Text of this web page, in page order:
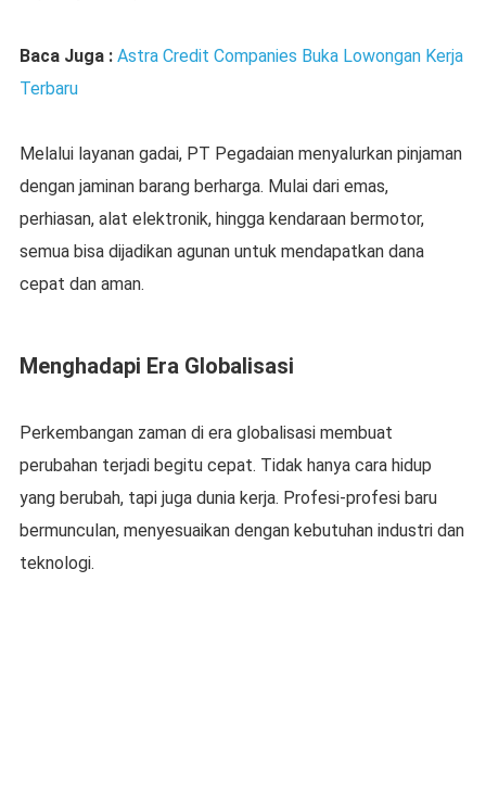
Baca Juga : Astra Credit Companies Buka Lowongan Kerja
Terbaru
Melalui layanan gadai, PT Pegadaian menyalurkan pinjaman
dengan jaminan barang berharga. Mulai dari emas,
perhiasan, alat elektronik, hingga kendaraan bermotor,
semua bisa dijadikan agunan untuk mendapatkan dana
cepat dan aman.
Menghadapi Era Globalisasi
Perkembangan zaman di era globalisasi membuat
perubahan terjadi begitu cepat. Tidak hanya cara hidup
yang berubah, tapi juga dunia kerja. Profesi-profesi baru
bermunculan, menyesuaikan dengan kebutuhan industri dan
teknologi.